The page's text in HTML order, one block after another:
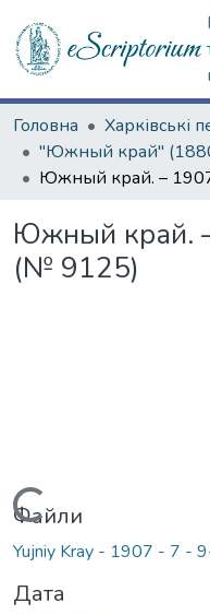
Головна
Южный край.
(№ 9125)
Вантажиться...
Файли
Yujniy Kray - 1907 - 7 -
Дата